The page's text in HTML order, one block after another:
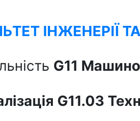
ІНЖЕНЕРІЇ
G11
G11.03